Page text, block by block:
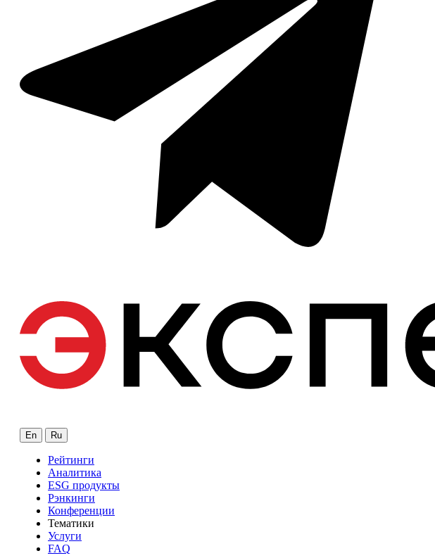
En Ru
Рейтинги
Аналитика
ESG продукты
Рэнкинги
Конференции
Тематики
Услуги
FAQ